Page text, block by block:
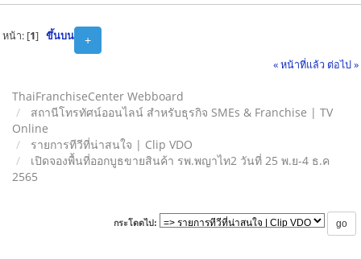
+
หน้า: [1] ขึ้นบน
« หน้าที่แล้ว ต่อไป »
ThaiFranchiseCenter Webboard
สถานีโทรทัศน์ออนไลน์ สำหรับธุรกิจ SMEs & Franchise | TV
Online
รายการทีวีที่น่าสนใจ | Clip VDO
เปิดจองพื้นที่ออกบูธขายสินค้า รพ.พญาไท2 วันที่ 25 พ.ย-4 ธ.ค
2565
กระโดดไป: